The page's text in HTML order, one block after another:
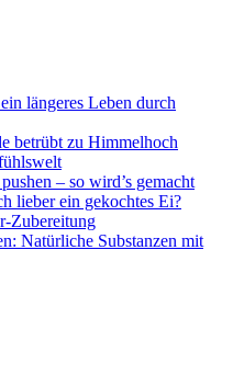
längeres Leben durch
betrübt zu Himmelhoch
– so wird’s gemacht
lieber ein gekochtes Ei?
Zubereitung
Natürliche Substanzen mit